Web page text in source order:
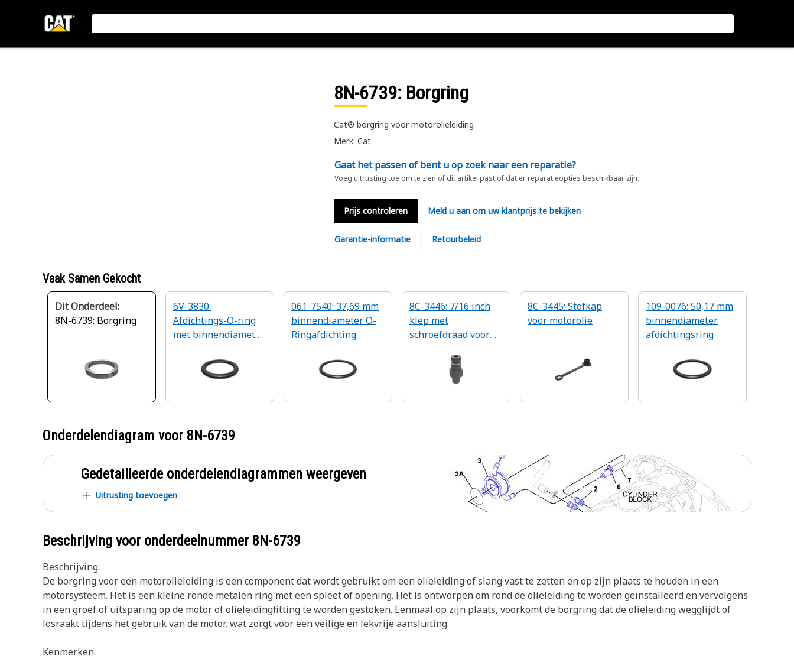
8N-6739: Borgring
Cat® borgring voor motorolieleiding
Merk: Cat
Gaat het passen of bent u op zoek naar een reparatie?
Voeg uitrusting toe om te zien of dit artikel past of dat er reparatieopties beschikbaar zijn.
Prijs controleren Meld u aan om uw klantprijs te bekijken
Garantie-informatie Retourbeleid
Vaak Samen Gekocht
Dit Onderdeel:
8N-6739: Borgring
6V-3830:
Afdichtings-O-ring
met binnendiameter
061-7540: 37,69 mm
binnendiameter O-
Ringafdichting
8C-3446: 7/16 inch
klep met
schroefdraad voor
8C-3445: Stofkap
voor motorolie
109-0076: 50,17 mm
binnendiameter
afdichtingsring
Onderdelendiagram voor 8N-6739
Gedetailleerde onderdelendiagrammen weergeven
Uitrusting toevoegen
Beschrijving voor onderdeelnummer 8N-6739
Beschrijving:
De borgring voor een motorolieleiding is een component dat wordt gebruikt om een olieleiding of slang vast te zetten en op zijn plaats te houden in een
motorsysteem. Het is een kleine ronde metalen ring met een spleet of opening. Het is ontworpen om rond de olieleiding te worden geïnstalleerd en vervolgens
in een groef of uitsparing op de motor of olieleidingfitting te worden gestoken. Eenmaal op zijn plaats, voorkomt de borgring dat de olieleiding wegglijdt of
losraakt tijdens het gebruik van de motor, wat zorgt voor een veilige en lekvrije aansluiting.
Kenmerken: